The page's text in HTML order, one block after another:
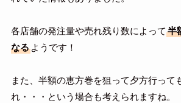
各店舗の発注量や売れ残り数によって 半
なるようです！
また、半額の恵方巻を狙って夕方行って
れ・・・という場合も考えられますね。